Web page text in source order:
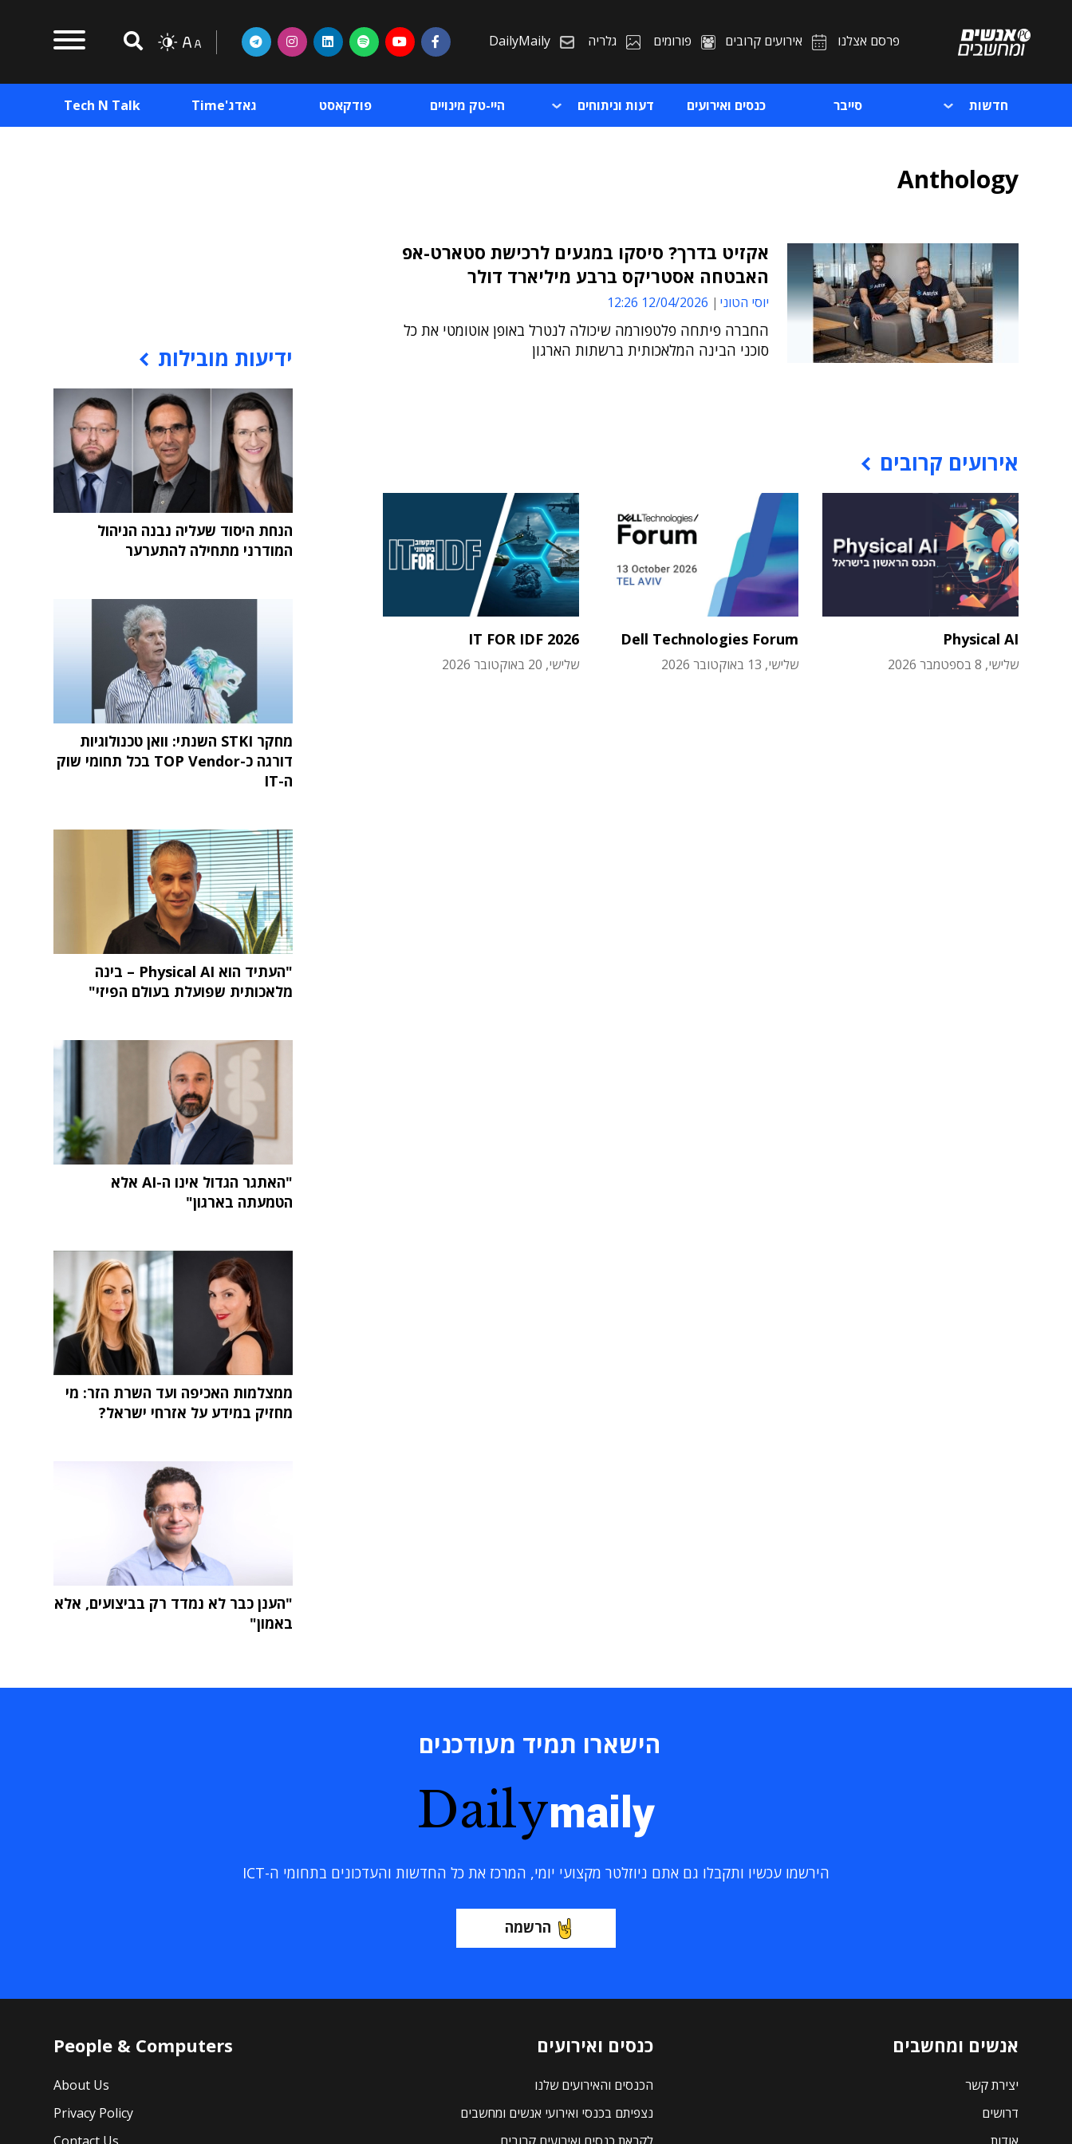
פרסם אצלנו אירועים קרובים פורומים גלריה DailyMaily
חדשות סייבר כנסים ואירועים דעות וניתוחים היי-טק מינויים פודקאסט גאדג'Time Tech N Talk
Anthology
אקזיט בדרך? סיסקו במגעים לרכישת סטארט-אפ
האבטחה אסטריקס ברבע מיליארד דולר
יוסי הטוני 12/04/2026 12:26
החברה פיתחה פלטפורמה שיכולה לנטרל באופן אוטומטי את כל
סוכני הבינה המלאכותית ברשתות הארגון
אירועים קרובים
Physical AI
שלישי, 8 בספטמבר 2026
Dell Technologies Forum
שלישי, 13 באוקטובר 2026
IT FOR IDF 2026
שלישי, 20 באוקטובר 2026
ידיעות מובילות
הנחת היסוד שעליה נבנה הניהול
המודרני מתחילה להתערער
מחקר STKI השנתי: וואן טכנולוגיות
דורגה כ-TOP Vendor בכל תחומי שוק
ה-IT
"העתיד הוא Physical AI – בינה
מלאכותית שפועלת בעולם הפיזי"
"האתגר הגדול אינו ה-AI אלא
הטמעתה בארגון"
ממצלמות האכיפה ועד השרת הזר: מי
מחזיק במידע על אזרחי ישראל?
"הענן כבר לא נמדד רק בביצועים, אלא
באמון"
הישארו תמיד מעודכנים
Dailymaily
הירשמו עכשיו ותקבלו גם אתם ניוזלטר מקצועי יומי, המרכז את כל החדשות והעדכונים בתחומי ה-ICT
הרשמה
אנשים ומחשבים
יצירת קשר
דרושים
כנסים ואירועים
הכנסים והאירועים שלנו
נצפיתם בכנסי ואירועי אנשים ומחשבים
People & Computers
About Us
Privacy Policy